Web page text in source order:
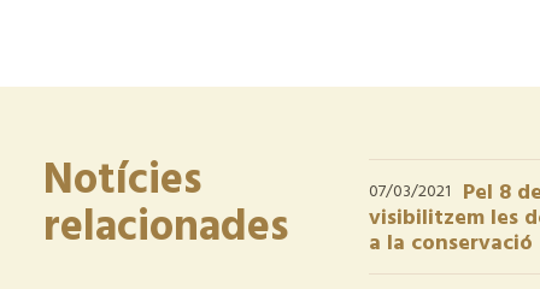
Notícies
relacionades
07/03/2021 Pel 8
visibilitzem les
a la